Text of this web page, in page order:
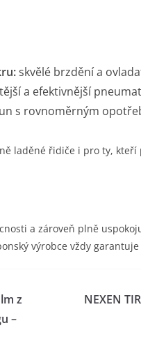
skvělé brzdění a
a efektivnější
s rovnoměrným
laděné řidiče i pro ty,
a zároveň plně
výrobce vždy
z
–
NEXEN